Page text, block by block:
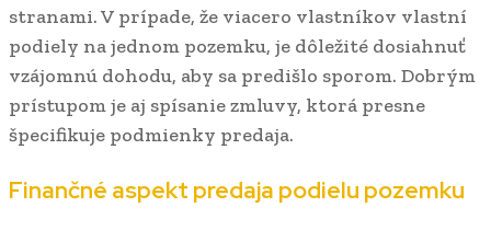
stranami. V prípade, že viacero vlastníkov vlastní
podiely na jednom pozemku, je dôležité dosiahnuť
vzájomnú dohodu, aby sa predišlo sporom. Dobrým
prístupom je aj spísanie zmluvy, ktorá presne
špecifikuje podmienky predaja.
Finančné aspekt predaja podielu pozemku